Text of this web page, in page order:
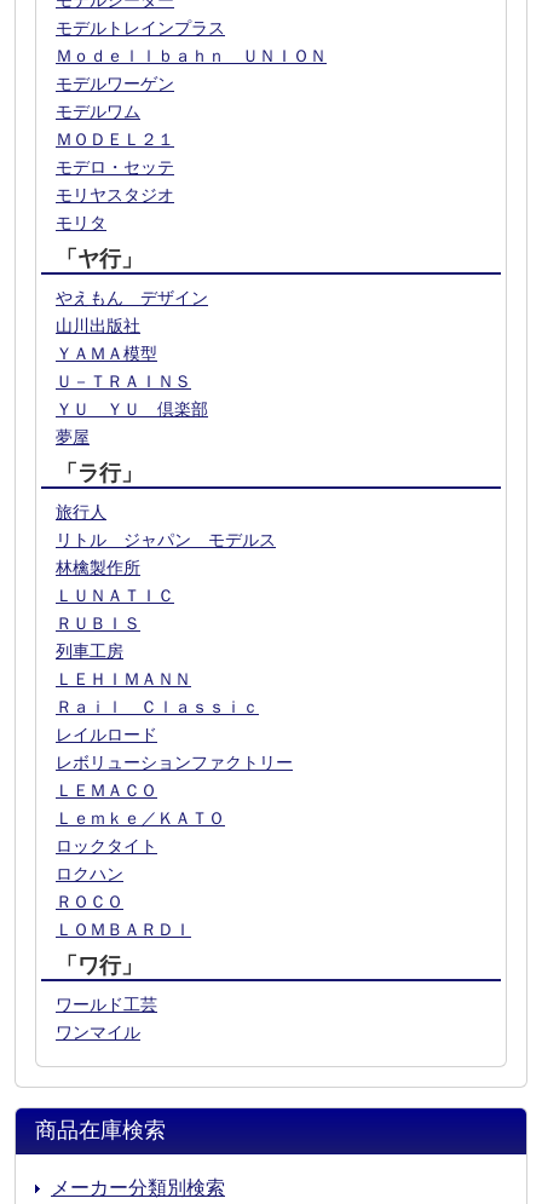
モデルトレインプラス
Ｍｏｄｅｌｌｂａｈｎ ＵＮＩＯＮ
モデルワーゲン
モデルワム
ＭＯＤＥＬ２１
モデロ・セッテ
モリヤスタジオ
モリタ
「ヤ行」
やえもん デザイン
山川出版社
ＹＡＭＡ模型
Ｕ－ＴＲＡＩＮＳ
ＹＵ ＹＵ 倶楽部
夢屋
「ラ行」
旅行人
リトル ジャパン モデルス
林檎製作所
ＬＵＮＡＴＩＣ
ＲＵＢＩＳ
列車工房
ＬＥＨＩＭＡＮＮ
Ｒａｉｌ Ｃｌａｓｓｉｃ
レイルロード
レボリューションファクトリー
ＬＥＭＡＣＯ
Ｌｅｍｋｅ／ＫＡＴＯ
ロックタイト
ロクハン
ＲＯＣＯ
ＬＯＭＢＡＲＤＩ
「ワ行」
ワールド工芸
ワンマイル
商品在庫検索
メーカー分類別検索